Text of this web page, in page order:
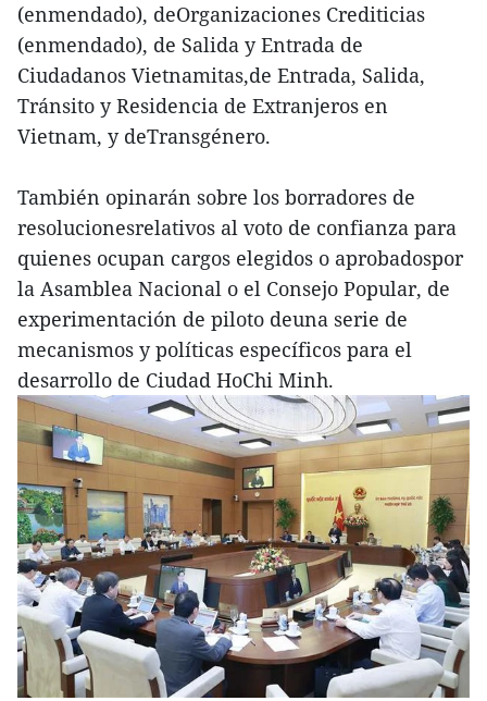
(enmendado), deOrganizaciones Crediticias
(enmendado), de Salida y Entrada de
Ciudadanos Vietnamitas,de Entrada, Salida,
Tránsito y Residencia de Extranjeros en
Vietnam, y deTransgénero.
También opinarán sobre los borradores de
resolucionesrelativos al voto de confianza para
quienes ocupan cargos elegidos o aprobadospor
la Asamblea Nacional o el Consejo Popular, de
experimentación de piloto deuna serie de
mecanismos y políticas específicos para el
desarrollo de Ciudad HoChi Minh.